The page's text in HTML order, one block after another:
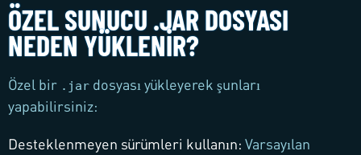
ÖZEL SUNUCU .JAR DOSYASI
NEDEN YÜKLENIR?
Özel bir .jar dosyası yükleyerek şunları
yapabilirsiniz:
Desteklenmeyen sürümleri kullanın: Varsayılan